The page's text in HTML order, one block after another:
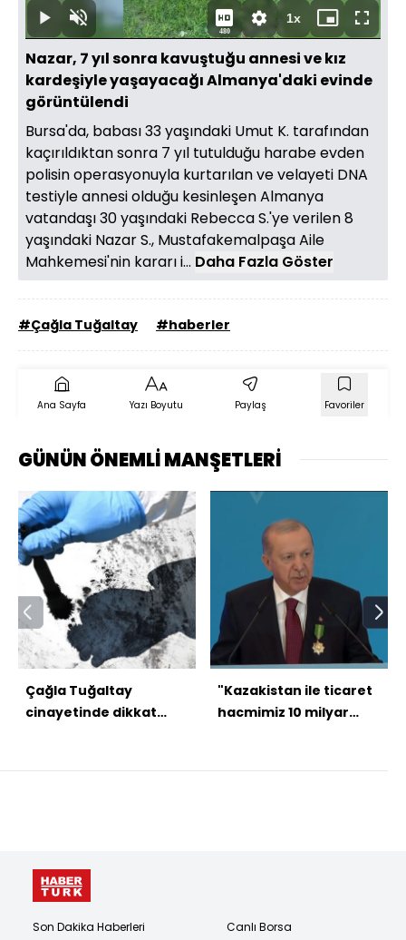
OynatSesi
Aç
Süre
480
20.83%
1xOynatma
Hızı
Mini
oynatıcı
Tam
Ekran
Nazar, 7 yıl sonra kavuştuğu annesi ve kız
kardeşiyle yaşayacağı Almanya'daki evinde
görüntülendi
Bursa'da, babası 33 yaşındaki Umut K. tarafından
kaçırıldıktan sonra 7 yıl tutulduğu harabe evden
polisin operasyonuyla kurtarılan ve velayeti DNA
testiyle annesi olduğu kesinleşen Almanya
vatandaşı 30 yaşındaki Rebecca S.'ye verilen 8
yaşındaki Nazar S., Mustafakemalpaşa Aile
Mahkemesi'nin kararı i... Daha Fazla Göster
#Çağla Tuğaltay #haberler
Ana Sayfa Yazı Boyutu Paylaş Favoriler
GÜNÜN ÖNEMLİ MANŞETLERİ
Çağla Tuğaltay
cinayetinde dikkat
"Kazakistan ile ticaret
hacmimiz 10 milyar
Son Dakika Haberleri
Canlı Borsa